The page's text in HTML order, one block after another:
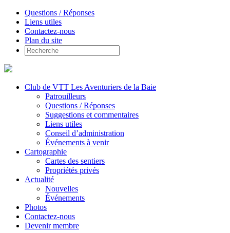
Questions / Réponses
Liens utiles
Contactez-nous
Plan du site
Club de VTT Les Aventuriers de la Baie
Patrouilleurs
Questions / Réponses
Suggestions et commentaires
Liens utiles
Conseil d’administration
Événements à venir
Cartographie
Cartes des sentiers
Propriétés privés
Actualité
Nouvelles
Événements
Photos
Contactez-nous
Devenir membre